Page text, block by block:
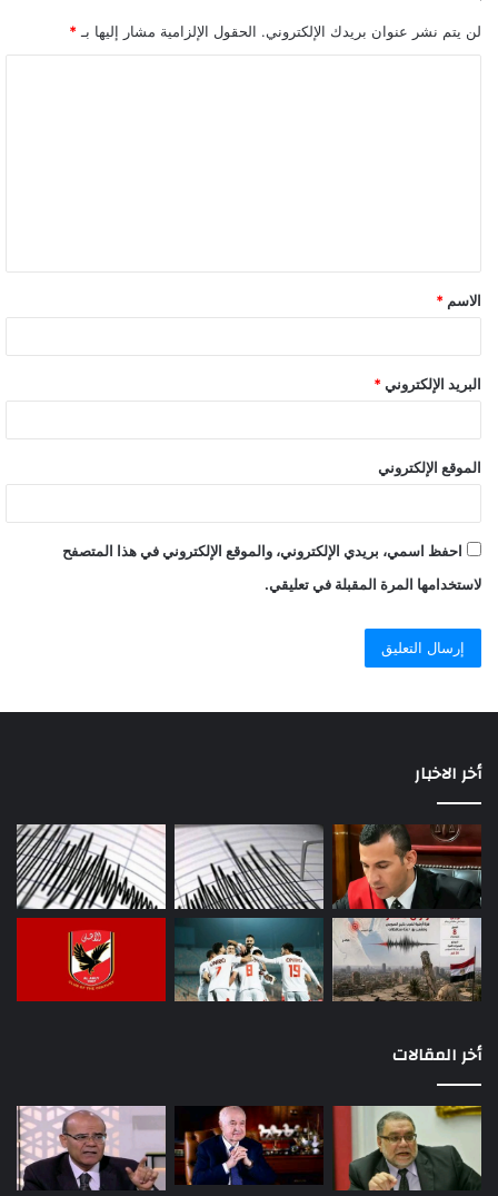
لن يتم نشر عنوان بريدك الإلكتروني. الحقول الإلزامية مشار إليها بـ *
الاسم *
البريد الإلكتروني *
الموقع الإلكتروني
احفظ اسمي، بريدي الإلكتروني، والموقع الإلكتروني في هذا المتصفح
لاستخدامها المرة المقبلة في تعليقي.
أخر الاخبار
أخر المقالات